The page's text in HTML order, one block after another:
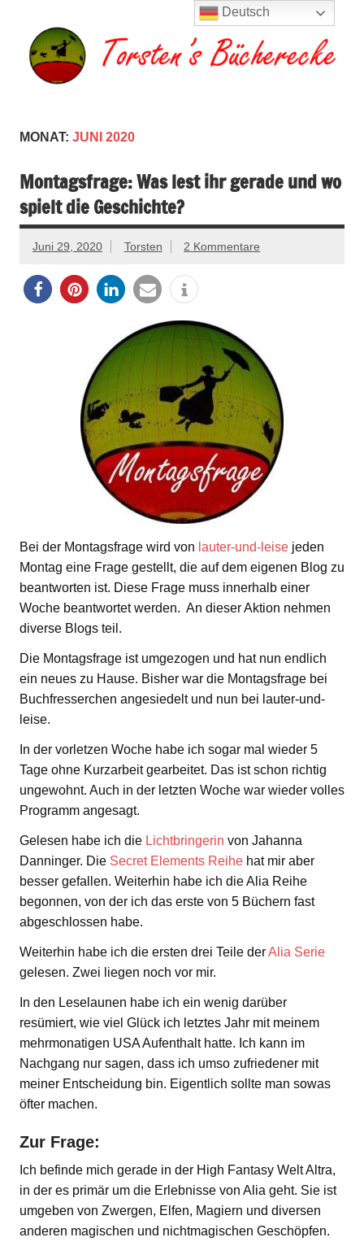
springen
MONAT: JUNI 2020
Montagsfrage: Was lest ihr gerade und wo
spielt die Geschichte?
Juni 29, 2020 Torsten 2 Kommentare
Bei der Montagsfrage wird von lauter-und-leise jeden
Montag eine Frage gestellt, die auf dem eigenen Blog zu
beantworten ist. Diese Frage muss innerhalb einer
Woche beantwortet werden. An dieser Aktion nehmen
diverse Blogs teil.
Die Montagsfrage ist umgezogen und hat nun endlich
ein neues zu Hause. Bisher war die Montagsfrage bei
Buchfresserchen angesiedelt und nun bei lauter-und-
leise.
In der vorletzen Woche habe ich sogar mal wieder 5
Tage ohne Kurzarbeit gearbeitet. Das ist schon richtig
ungewohnt. Auch in der letzten Woche war wieder volles
Programm angesagt.
Gelesen habe ich die Lichtbringerin von Jahanna
Danninger. Die Secret Elements Reihe hat mir aber
besser gefallen. Weiterhin habe ich die Alia Reihe
begonnen, von der ich das erste von 5 Büchern fast
abgeschlossen habe.
Weiterhin habe ich die ersten drei Teile derAlia Serie
gelesen. Zwei liegen noch vor mir.
In den Leselaunen habe ich ein wenig darüber
resümiert, wie viel Glück ich letztes Jahr mit meinem
mehrmonatigen USA Aufenthalt hatte. Ich kann im
Nachgang nur sagen, dass ich umso zufriedener mit
meiner Entscheidung bin. Eigentlich sollte man sowas
öfter machen.
Zur Frage:
Ich befinde mich gerade in der High Fantasy Welt Altra,
in der es primär um die Erlebnisse von Alia geht. Sie ist
umgeben von Zwergen, Elfen, Magiern und diversen
anderen magischen und nichtmagischen Geschöpfen.
Deutsch